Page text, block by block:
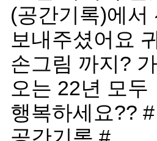
(공간기록)에서
보내주셨어요
손그림 까지?
오는 22년 모두
행복하세요??